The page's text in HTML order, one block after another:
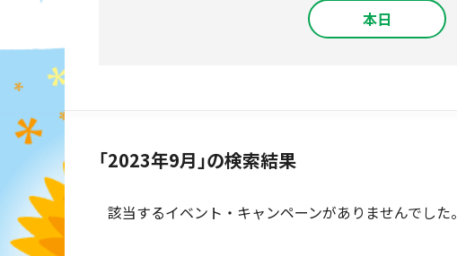
本日
「2023年9月」の検索結果
該当するイベント・キャンペーンがありませんでした。